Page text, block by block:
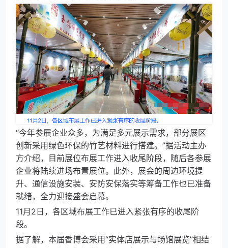
“今年参展企业众多，为满足多元展示需求，部分展区
创新采用绿色环保的竹艺材料进行搭建。”据活动主办
方介绍，目前展位布展工作进入收尾阶段，随后各参展
企业将陆续进场布置展位。此外，展会的周边环境提
升、通信设施安装、安防安保落实等筹备工作也已准备
就绪，全力迎接盛会启幕。
11月2日，各区域布展工作已进入紧张有序的收尾阶
段。
据了解，本届香博会采用“实体店展示与场馆展览”相结